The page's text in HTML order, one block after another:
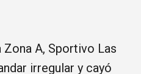
A, Sportivo Las
irregular y cayó